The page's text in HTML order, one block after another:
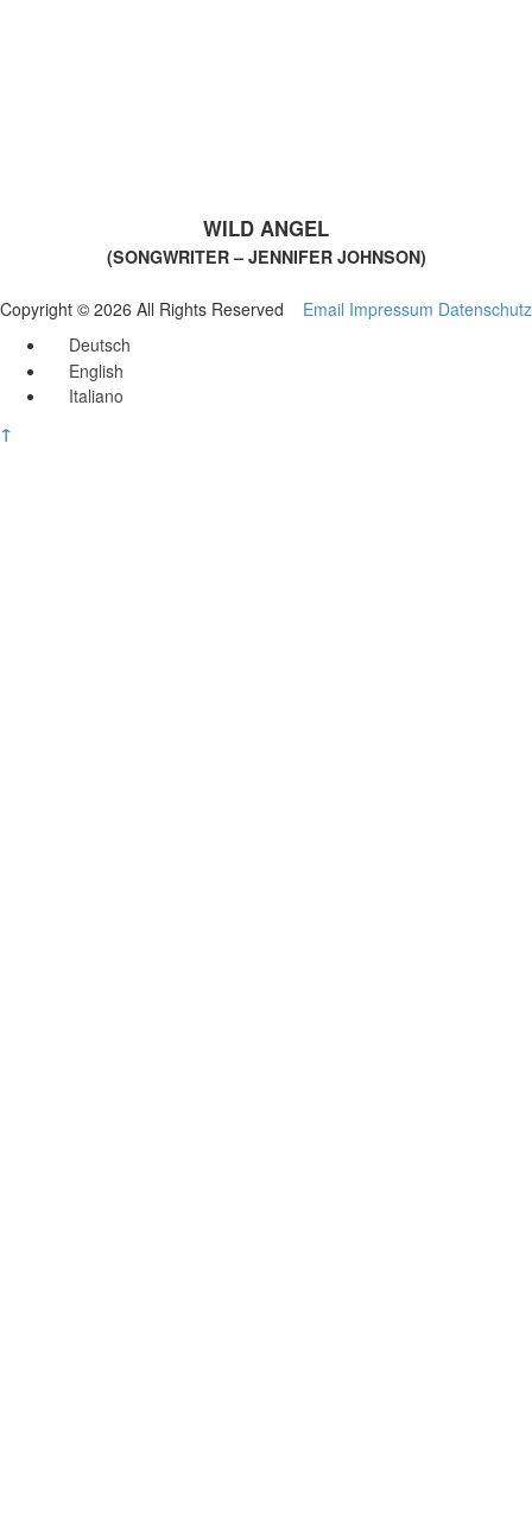
WILD ANGEL
(SONGWRITER – JENNIFER JOHNSON)
Copyright © 2026 All Rights Reserved Email Impressum Datenschutz
Deutsch
English
Italiano
↑